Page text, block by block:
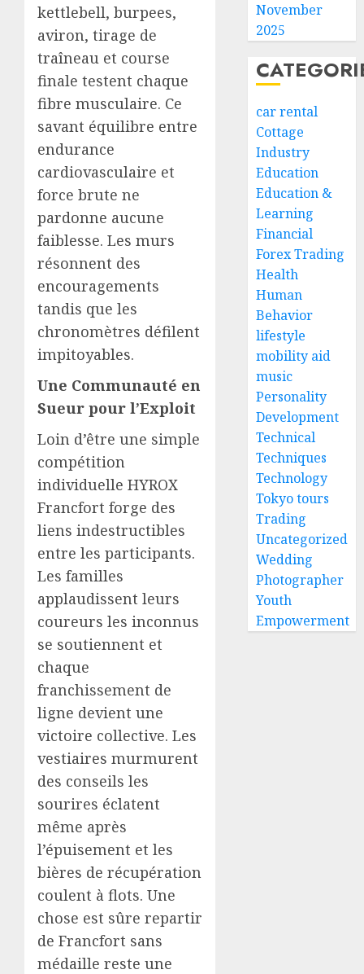
kettlebell, burpees,
aviron, tirage de
traîneau et course
finale testent chaque
fibre musculaire. Ce
savant équilibre entre
endurance
cardiovasculaire et
force brute ne
pardonne aucune
faiblesse. Les murs
résonnent des
encouragements
tandis que les
chronomètres défilent
impitoyables.
Une Communauté en
Sueur pour l’Exploit
Loin d’être une simple
compétition
individuelle HYROX
Francfort forge des
liens indestructibles
entre les participants.
Les familles
applaudissent leurs
coureurs les inconnus
se soutiennent et
chaque
franchissement de
ligne devient une
victoire collective. Les
vestiaires murmurent
des conseils les
sourires éclatent
même après
l’épuisement et les
bières de récupération
coulent à flots. Une
chose est sûre repartir
de Francfort sans
médaille reste une
November
2025
car rental
Cottage
Industry
Education
Education &
Learning
Financial
Forex Trading
Health
Human
Behavior
lifestyle
mobility aid
music
Personality
Development
Technical
Techniques
Technology
Tokyo tours
Trading
Uncategorized
Wedding
Photographer
Youth
Empowerment